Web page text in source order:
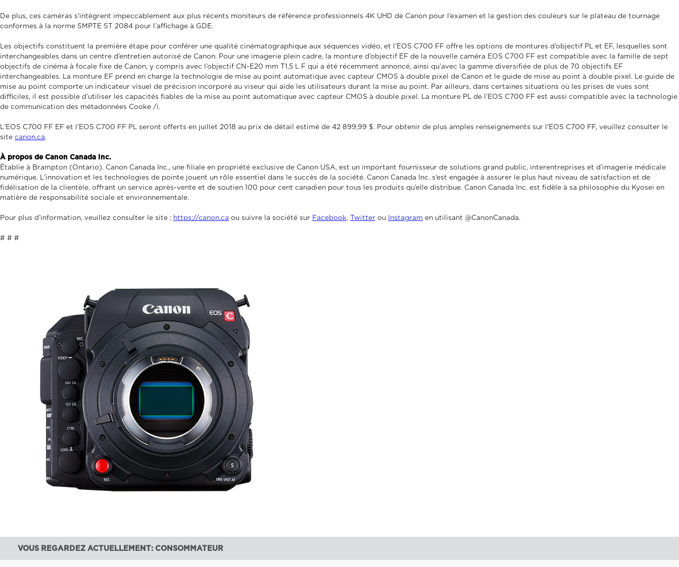
De plus, ces caméras s'intègrent impeccablement aux plus récents moniteurs de référence professionnels 4K UHD de Canon pour l’examen et la gestion des couleurs sur le plateau de tournage
conformes à la norme SMPTE ST 2084 pour l’affichage à GDE.
Les objectifs constituent la première étape pour conférer une qualité cinématographique aux séquences vidéo, et l’EOS C700 FF offre les options de montures d’objectif PL et EF, lesquelles sont
interchangeables dans un centre d’entretien autorisé de Canon. Pour une imagerie plein cadre, la monture d’objectif EF de la nouvelle caméra EOS C700 FF est compatible avec la famille de sept
objectifs de cinéma à focale fixe de Canon, y compris avec l’objectif CN-E20 mm T1,5 L F qui a été récemment annoncé, ainsi qu’avec la gamme diversifiée de plus de 70 objectifs EF
interchangeables. La monture EF prend en charge la technologie de mise au point automatique avec capteur CMOS à double pixel de Canon et le guide de mise au point à double pixel. Le guide de
mise au point comporte un indicateur visuel de précision incorporé au viseur qui aide les utilisateurs durant la mise au point. Par ailleurs, dans certaines situations où les prises de vues sont
difficiles, il est possible d’utiliser les capacités fiables de la mise au point automatique avec capteur CMOS à double pixel. La monture PL de l’EOS C700 FF est aussi compatible avec la technologie
de communication des métadonnées Cooke /i.
L’EOS C700 FF EF et l’EOS C700 FF PL seront offerts en juillet 2018 au prix de détail estimé de 42 899,99 $. Pour obtenir de plus amples renseignements sur l'EOS C700 FF, veuillez consulter le
site canon.ca.
À propos de Canon Canada Inc.
Établie à Brampton (Ontario), Canon Canada Inc., une filiale en propriété exclusive de Canon USA, est un important fournisseur de solutions grand public, interentreprises et d’imagerie médicale
numérique. L’innovation et les technologies de pointe jouent un rôle essentiel dans le succès de la société. Canon Canada Inc. s’est engagée à assurer le plus haut niveau de satisfaction et de
fidélisation de la clientèle, offrant un service après-vente et de soutien 100 pour cent canadien pour tous les produits qu’elle distribue. Canon Canada Inc. est fidèle à sa philosophie du Kyosei en
matière de responsabilité sociale et environnementale.
Pour plus d’information, veuillez consulter le site : https://canon.ca ou suivre la société sur Facebook, Twitter ou Instagram en utilisant @CanonCanada.
# # #
VOUS REGARDEZ ACTUELLEMENT: CONSOMMATEUR